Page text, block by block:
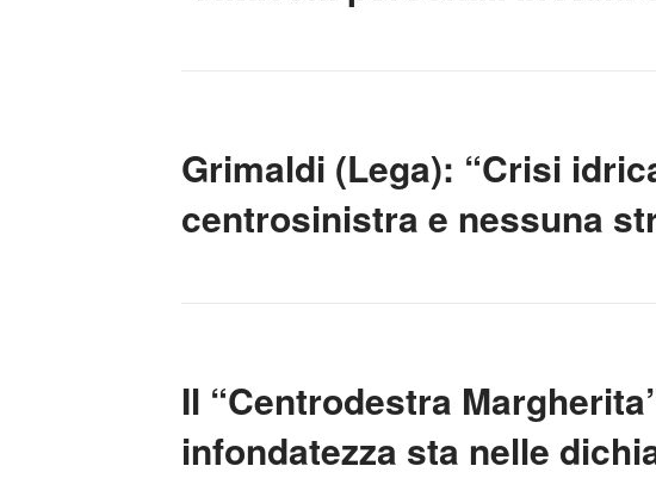
Grimaldi (Lega): “Crisi
centrosinistra e nessuna
Il “Centrodestra
infondatezza sta nelle